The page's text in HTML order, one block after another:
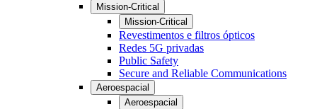
Mission-Critical
Mission-Critical
Revestimentos e filtros ópticos
Redes 5G privadas
Public Safety
Secure and Reliable Communications
Aeroespacial
Aeroespacial